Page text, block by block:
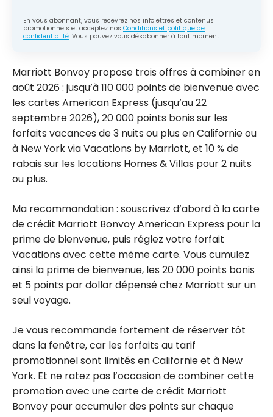
En vous abonnant, vous recevrez nos infolettres et contenus
promotionnels et acceptez nos Conditions et politique de
confidentialité. Vous pouvez vous désabonner à tout moment.
Marriott Bonvoy propose trois offres à combiner en
août 2026 : jusqu’à 110 000 points de bienvenue avec
les cartes American Express (jusqu’au 22
septembre 2026), 20 000 points bonis sur les
forfaits vacances de 3 nuits ou plus en Californie ou
à New York via Vacations by Marriott, et 10 % de
rabais sur les locations Homes & Villas pour 2 nuits
ou plus.
Ma recommandation : souscrivez d’abord à la carte
de crédit Marriott Bonvoy American Express pour la
prime de bienvenue, puis réglez votre forfait
Vacations avec cette même carte. Vous cumulez
ainsi la prime de bienvenue, les 20 000 points bonis
et 5 points par dollar dépensé chez Marriott sur un
seul voyage.
Je vous recommande fortement de réserver tôt
dans la fenêtre, car les forfaits au tarif
promotionnel sont limités en Californie et à New
York. Et ne ratez pas l’occasion de combiner cette
promotion avec une carte de crédit Marriott
Bonvoy pour accumuler des points sur chaque